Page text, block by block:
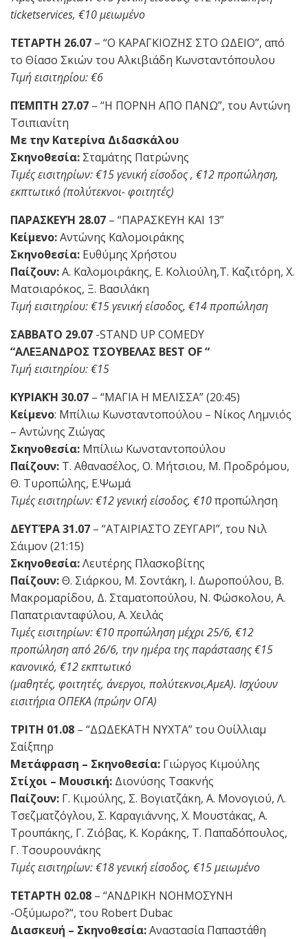
ticketservices, €10 μειωμένο
ΤΕΤΑΡΤΗ 26.07 – “Ο ΚΑΡΑΓΚΙΟΖΗΣ ΣΤΟ ΩΔΕΙΟ”, από
το Θίασο Σκιών του Αλκιβιάδη Κωνσταντόπουλου
Τιμή εισιτηρίου: €6
ΠΈΜΠΤΗ 27.07 – “Η ΠΟΡΝΗ ΑΠΟ ΠΑΝΩ”, του Αντώνη
Τσιπιανίτη
Με την Κατερίνα Διδασκάλου
Σκηνοθεσία: Σταμάτης Πατρώνης
Τιμές εισιτηρίων: €15 γενική είσοδος , €12 προπώληση,
εκπτωτικό (πολύτεκνοι- φοιτητές)
ΠΑΡΑΣΚΕΥΉ 28.07 – “ΠΑΡΑΣΚΕΥΗ ΚΑΙ 13”
Κείμενο:Αντώνης Καλομοιράκης
Σκηνοθεσία: Ευθύμης Χρήστου
Παίζουν:Α. Καλομοιράκης, Ε. Κολιούλη,Τ. Καζιτόρη, Χ.
Ματσιαρόκος, Ξ. Βασιλάκη
Τιμή εισιτηρίου: €15 γενική είσοδος, €14 προπώληση
ΣΑΒΒΑΤΟ 29.07 -STAND UP COMEDY
“ΑΛΕΞΑΝΔΡΟΣ ΤΣΟΥΒΕΛΑΣ BEST OF “
Τιμή εισιτηρίου: €15
ΚΥΡΙΑΚΉ 30.07 – “ΜΑΓΙΑ Η ΜΕΛΙΣΣΑ” (20:45)
Κείμενο: Μπίλιω Κωνσταντοπούλου – Νίκος Λημνιός
– Αντώνης Ζιώγας
Σκηνοθεσία: Μπίλιω Κωνσταντοπούλου
Παίζουν: Τ. Αθανασέλος, Ο. Μήτσιου, Μ. Προδρόμου,
Θ. Τυροπώλης, Ε.Ψωμά
Τιμές εισιτηρίων: €12 γενική είσοδος, €10προπώληση
ΔΕΥΤΈΡΑ 31.07 – “ΑΤΑΙΡΙΑΣΤΟ ΖΕΥΓΑΡΙ”, του Νιλ
Σάιμον (21:15)
Σκηνοθεσία:Λευτέρης Πλασκοβίτης
Παίζουν:Θ. Σιάρκου, Μ. Σοντάκη, Ι. Δωροπούλου, Β.
Μακρομαρίδου, Δ. Σταματοπούλου, Ν. Φώσκολου, Α.
Παπατριανταφύλου, Α. Χειλάς
Τιμές εισιτηρίων: €10 προπώληση μέχρι 25/6, €12
προπώληση από 26/6, την ημέρα της παράστασης €15
κανονικό, €12 εκπτωτικό
(μαθητές, φοιτητές, άνεργοι, πολύτεκνοι,ΑμεΑ). Ισχύουν
εισιτήρια ΟΠΕΚΑ (πρώην ΟΓΑ)
ΤΡΙΤΗ 01.08 – “ΔΩΔΕΚΑΤΗ ΝΥΧΤΑ” του Ουίλλιαμ
Σαίξπηρ
Μετάφραση – Σκηνοθεσία: Γιώργος Κιμούλης
Στίχοι – Μουσική: Διονύσης Τσακνής
Παίζουν: Γ. Κιμούλης, Σ. Βογιατζάκη, Α. Μονογιού, Λ.
Τσεζματζόγλου, Σ. Καραγιάννης, Χ. Μουστάκας, Α.
Τρουπάκης, Γ. Ζιόβας, Κ. Κοράκης, Τ. Παπαδόπουλος,
Γ. Τσουρουνάκης
Τιμές εισιτηρίων: €18 γενική είσοδος, €15 μειωμένο
ΤΕΤΑΡΤΗ 02.08 – “ΑΝΔΡΙΚΗ ΝΟΗΜΟΣΥΝΗ
-Οξύμωρο?“, του Robert Dubac
Διασκευή – Σκηνοθεσία:Αναστασία Παπαστάθη